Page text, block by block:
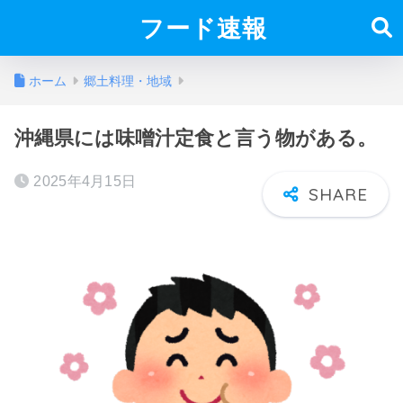
フード速報
ホーム 郷土料理・地域
沖縄県には味噌汁定食と言う物がある。
2025年4月15日